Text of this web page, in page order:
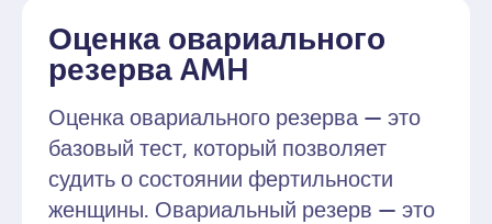
Оценка овариального
резерва AMH
Оценка овариального резерва — это
базовый тест, который позволяет
судить о состоянии фертильности
женщины. Овариальный резерв — это